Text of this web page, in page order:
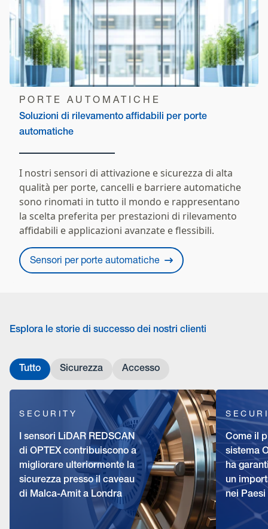
PORTE AUTOMATICHE
Soluzioni di rilevamento affidabili per porte
automatiche
I nostri sensori di attivazione e sicurezza di alta
qualità per porte, cancelli e barriere automatiche
sono rinomati in tutto il mondo e rappresentano
la scelta preferita per prestazioni di rilevamento
affidabili e applicazioni avanzate e flessibili.
Sensori per porte automatiche
Esplora le storie di successo dei nostri clienti
SECURITY
I sensori LiDAR REDSCAN
di OPTEX contribuiscono a
migliorare ulteriormente la
sicurezza presso il caveau
di Malca-Amit a Londra
Come il
sistema
ha
un
nei Paesi
Tutto Sicurezza Accesso